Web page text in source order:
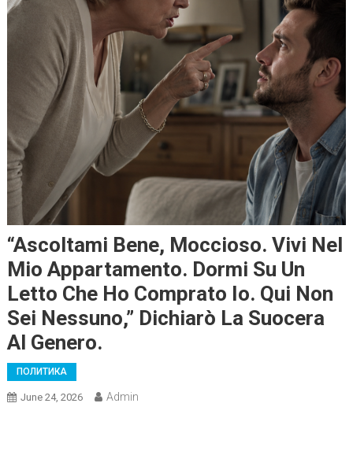
“Ascoltami Bene, Moccioso. Vivi Nel
Mio Appartamento. Dormi Su Un
Letto Che Ho Comprato Io. Qui Non
Sei Nessuno,” Dichiarò La Suocera
Al Genero.
ПОЛИТИКА
June 24, 2026 Admin